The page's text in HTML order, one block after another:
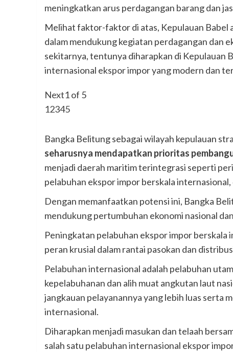
meningkatkan arus perdagangan barang dan
Melihat faktor-faktor di atas, Kepulauan
dalam mendukung kegiatan perdagangan dan
sekitarnya, tentunya diharapkan di Kepulauan
internasional ekspor impor yang modern dan
Next1of 5
12345
Bangka Belitung sebagai wilayah kepulauan
seharusnya mendapatkan prioritas
menjadi daerah maritim terintegrasi seperti
pelabuhan ekspor impor berskala
Dengan memanfaatkan potensi ini, Bangka
mendukung pertumbuhan ekonomi nasional
Peningkatan pelabuhan ekspor impor berskala
peran krusial dalam rantai pasokan dan
Pelabuhan internasional adalah pelabuhan
kepelabuhanan dan alih muat angkutan laut
jangkauan pelayanannya yang lebih luas serta
internasional.
Diharapkan menjadi masukan dan telaah
salah satu pelabuhan internasional ekspor